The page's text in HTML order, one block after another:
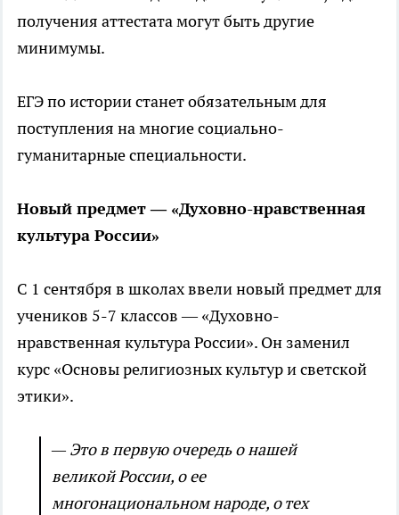
получения аттестата могут быть другие
минимумы.
ЕГЭ по истории станет обязательным для
поступления на многие социально-
гуманитарные специальности.
Новый предмет — «Духовно-нравственная
культура России»
С 1 сентября в школах ввели новый предмет для
учеников 5-7 классов — «Духовно-
нравственная культура России». Он заменил
курс «Основы религиозных культур и светской
этики».
— Это в первую очередь о нашей
великой России, о ее
многонациональном народе, о тех